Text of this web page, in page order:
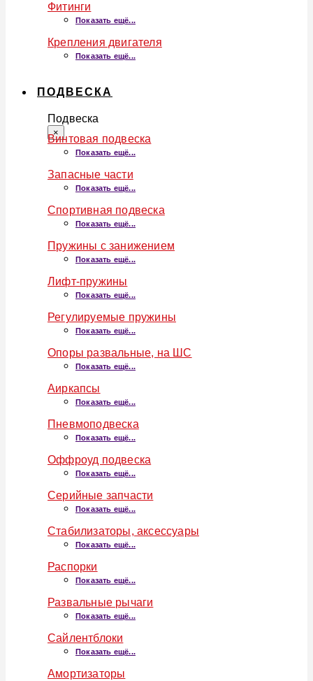
Фитинги
Показать ещё...
Крепления двигателя
Показать ещё...
ПОДВЕСКА
Подвеска
×
Винтовая подвеска
Показать ещё...
Запасные части
Показать ещё...
Спортивная подвеска
Показать ещё...
Пружины с занижением
Показать ещё...
Лифт-пружины
Показать ещё...
Регулируемые пружины
Показать ещё...
Опоры развальные, на ШС
Показать ещё...
Аиркапсы
Показать ещё...
Пневмоподвеска
Показать ещё...
Оффроуд подвеска
Показать ещё...
Серийные запчасти
Показать ещё...
Стабилизаторы, аксессуары
Показать ещё...
Распорки
Показать ещё...
Развальные рычаги
Показать ещё...
Сайлентблоки
Показать ещё...
Амортизаторы